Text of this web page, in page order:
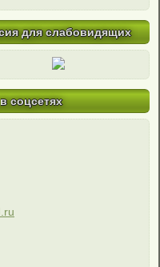
для слабовидящих
соцсетях